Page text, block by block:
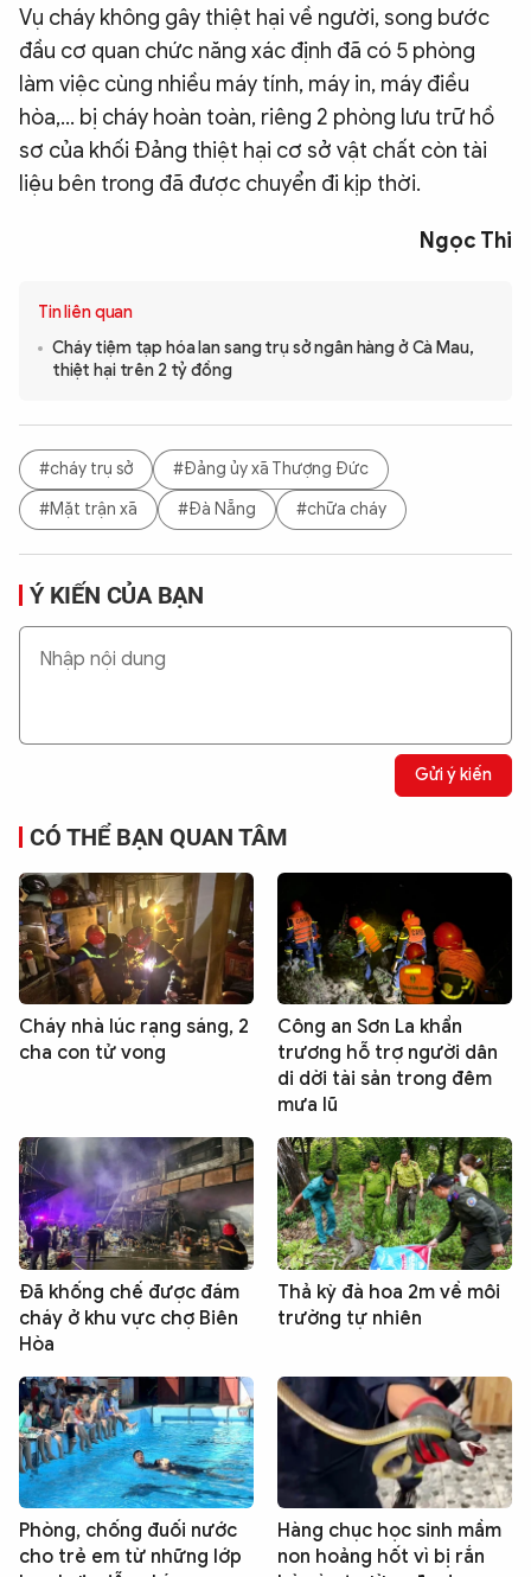
Vụ cháy không gây thiệt hại về người, song bước
đầu cơ quan chức năng xác định đã có 5 phòng
làm việc cùng nhiều máy tính, máy in, máy điều
hòa,… bị cháy hoàn toàn, riêng 2 phòng lưu trữ hồ
sơ của khối Đảng thiệt hại cơ sở vật chất còn tài
liệu bên trong đã được chuyển đi kịp thời.
Ngọc Thi
Tin liên quan
Cháy tiệm tạp hóa lan sang trụ sở ngân hàng ở Cà Mau,
thiệt hại trên 2 tỷ đồng
#cháy trụ sở
#Đảng ủy xã Thượng Đức
#Mặt trận xã
#Đà Nẵng #chữa cháy
Ý KIẾN CỦA BẠN
Gửi ý kiến
CÓ THỂ BẠN QUAN TÂM
Cháy nhà lúc rạng sáng, 2
cha con tử vong
Công an Sơn La khẩn
trương hỗ trợ người dân
di dời tài sản trong đêm
mưa lũ
Đã khống chế được đám
cháy ở khu vực chợ Biên
Hòa
Thả kỳ đà hoa 2m về môi
trường tự nhiên
Phòng, chống đuối nước
cho trẻ em từ những lớp
Hàng chục học sinh mầm
non hoảng hốt vì bị rắn